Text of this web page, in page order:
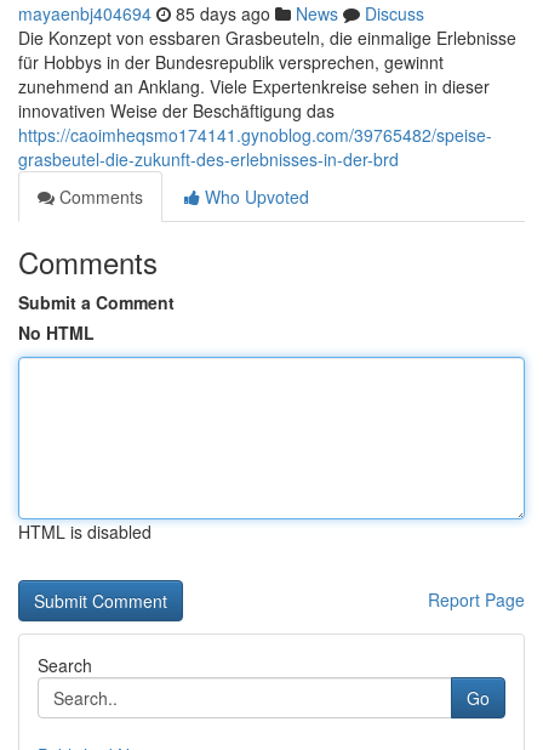
mayaenbj404694 85 days ago News
Discuss
Die Konzept von essbaren Grasbeuteln, die einmalige Erlebnisse
für Hobbys in der Bundesrepublik versprechen, gewinnt
zunehmend an Anklang. Viele Expertenkreise sehen in dieser
innovativen Weise der Beschäftigung das
https://caoimheqsmo174141.gynoblog.com/39765482/speise-
grasbeutel-die-zukunft-des-erlebnisses-in-der-brd
Comments
Who Upvoted
Comments
Submit a Comment
No HTML
HTML is disabled
Report Page
Search
Go